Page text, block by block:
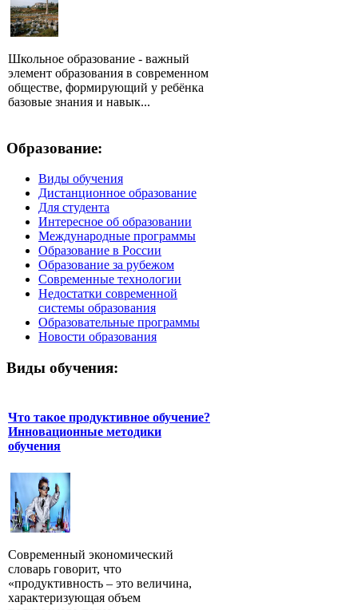
Школьное образование - важный
элемент образования в современном
обществе, формирующий у ребёнка
базовые знания и навык...
Образование:
Виды обучения
Дистанционное образование
Для студента
Интересное об образовании
Международные программы
Образование в России
Образование за рубежом
Современные технологии
Недостатки современной
системы образования
Образовательные программы
Новости образования
Виды обучения:
Что такое продуктивное обучение?
Инновационные методики
обучения
Современный экономический
словарь говорит, что
«продуктивность – это величина,
характеризующая объем